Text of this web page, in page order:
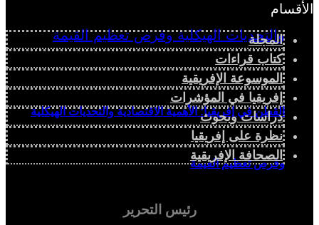
القطن في إفريقيا: الأهمية الاقتصادية والتحديات الهيكلية
وفرص تعظيم القيمة
الأقسام
المجلة
كتاب قراءات
الموسوعة الإفريقية
إفريقيا في المؤشرات
دراسات وبحوث
نظرة على إفريقيا
الصحافة الإفريقية
رئيس التحرير